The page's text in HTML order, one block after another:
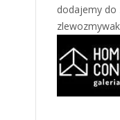
dodajemy do